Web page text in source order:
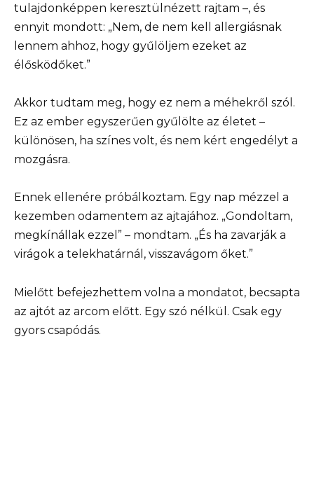
tulajdonképpen keresztülnézett rajtam –, és
ennyit mondott: „Nem, de nem kell allergiásnak
lennem ahhoz, hogy gyűlöljem ezeket az
élősködőket.”
Akkor tudtam meg, hogy ez nem a méhekről szól.
Ez az ember egyszerűen gyűlölte az életet –
különösen, ha színes volt, és nem kért engedélyt a
mozgásra.
Ennek ellenére próbálkoztam. Egy nap mézzel a
kezemben odamentem az ajtajához. „Gondoltam,
megkínállak ezzel” – mondtam. „És ha zavarják a
virágok a telekhatárnál, visszavágom őket.”
Mielőtt befejezhettem volna a mondatot, becsapta
az ajtót az arcom előtt. Egy szó nélkül. Csak egy
gyors csapódás.